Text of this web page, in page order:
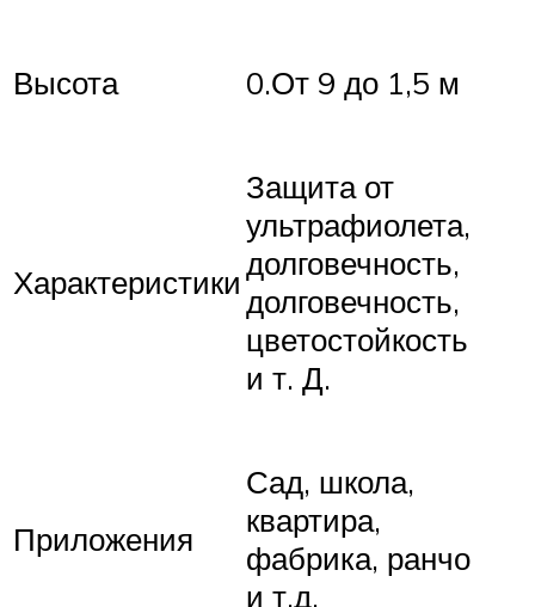
Высота 0.От 9 до 1,5 м
Характеристики
Защита от
ультрафиолета,
долговечность,
долговечность,
цветостойкость
и т. Д.
Приложения
Сад, школа,
квартира,
фабрика, ранчо
и т.д.